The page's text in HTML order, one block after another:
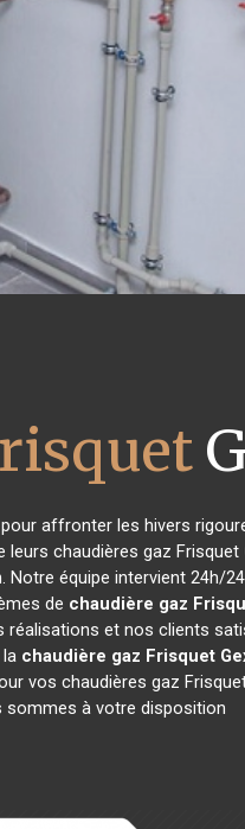
affronter les hivers
leurs chaudières gaz Frisquet
équipe intervient 24h/
de chaudière gaz
et nos clients
chaudière gaz Frisquet
vos chaudières gaz
sommes à votre disposition